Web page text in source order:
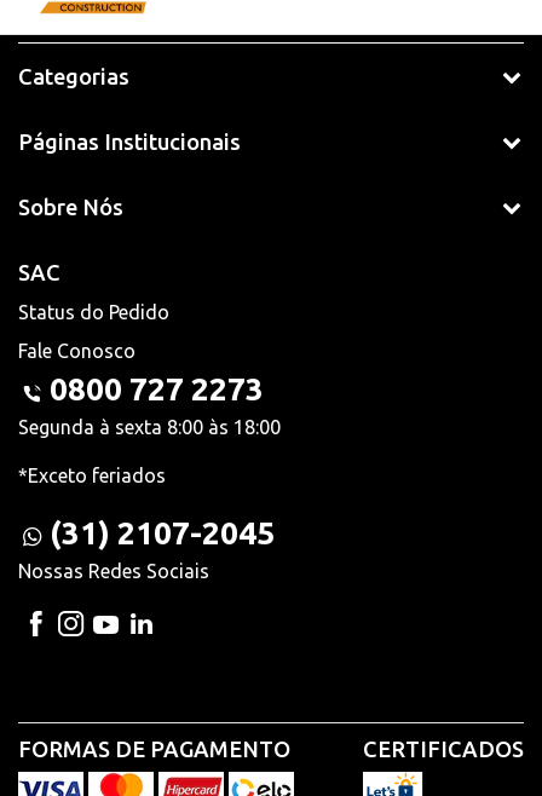
Categorias
Páginas Institucionais
Sobre Nós
SAC
Status do Pedido
Fale Conosco
0800 727 2273
Segunda à sexta 8:00 às 18:00
*Exceto feriados
(31) 2107-2045
Nossas Redes Sociais
FORMAS DE PAGAMENTO CERTIFICADOS